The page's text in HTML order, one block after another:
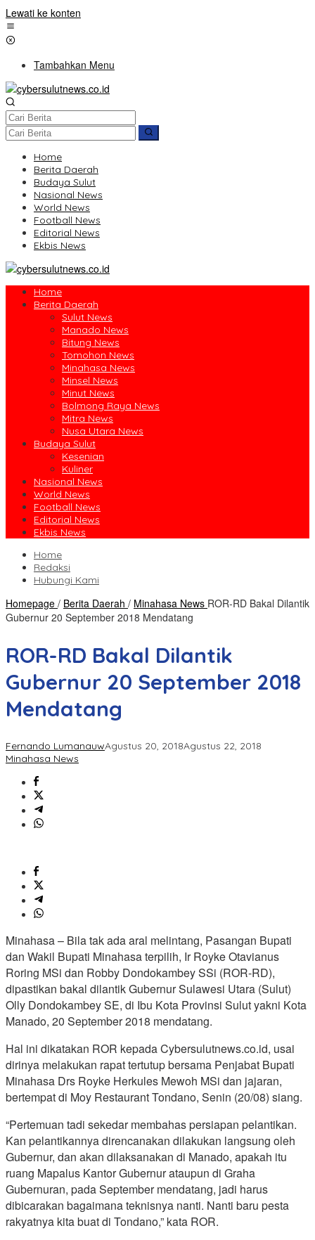
Lewati ke konten
Tambahkan Menu
Home
Berita Daerah
Budaya Sulut
Nasional News
World News
Football News
Editorial News
Ekbis News
Home
Berita Daerah
Sulut News
Manado News
Bitung News
Tomohon News
Minahasa News
Minsel News
Minut News
Bolmong Raya News
Mitra News
Nusa Utara News
Budaya Sulut
Kesenian
Kuliner
Nasional News
World News
Football News
Editorial News
Ekbis News
Home
Redaksi
Hubungi Kami
Homepage / Berita Daerah / Minahasa News ROR-RD Bakal Dilantik
Gubernur 20 September 2018 Mendatang
ROR-RD Bakal Dilantik
Gubernur 20 September 2018
Mendatang
Fernando LumanauwAgustus 20, 2018Agustus 22, 2018
Minahasa News
Minahasa – Bila tak ada aral melintang, Pasangan Bupati
dan Wakil Bupati Minahasa terpilih, Ir Royke Otavianus
Roring MSi dan Robby Dondokambey SSi (ROR-RD),
dipastikan bakal dilantik Gubernur Sulawesi Utara (Sulut)
Olly Dondokambey SE, di Ibu Kota Provinsi Sulut yakni Kota
Manado, 20 September 2018 mendatang.
Hal ini dikatakan ROR kepada Cybersulutnews.co.id, usai
dirinya melakukan rapat tertutup bersama Penjabat Bupati
Minahasa Drs Royke Herkules Mewoh MSi dan jajaran,
bertempat di Moy Restaurant Tondano, Senin (20/08) siang.
“Pertemuan tadi sekedar membahas persiapan pelantikan.
Kan pelantikannya direncanakan dilakukan langsung oleh
Gubernur, dan akan dilaksanakan di Manado, apakah itu
ruang Mapalus Kantor Gubernur ataupun di Graha
Gubernuran, pada September mendatang, jadi harus
dibicarakan bagaimana teknisnya nanti. Nanti baru pesta
rakyatnya kita buat di Tondano,” kata ROR.